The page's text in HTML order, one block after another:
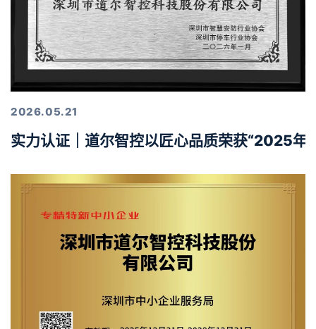
2026.05.21
实力认证｜道尔智控以匠心品质荣获“2025年